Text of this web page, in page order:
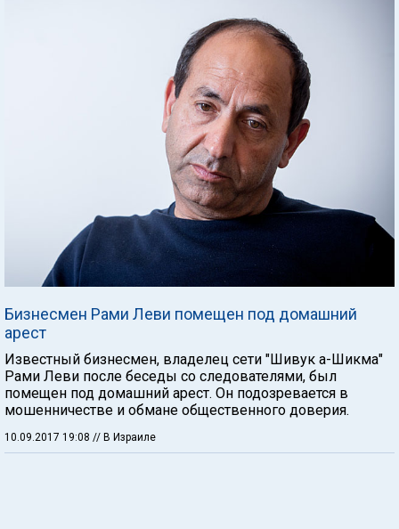
Бизнесмен Рами Леви помещен под домашний
арест
Известный бизнесмен, владелец сети "Шивук а-Шикма"
Рами Леви после беседы со следователями, был
помещен под домашний арест. Он подозревается в
мошенничестве и обмане общественного доверия.
10.09.2017 19:08 // В Израиле